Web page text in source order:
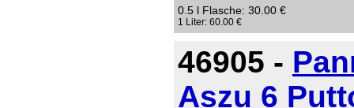
0.5 l Flasche: 30.00 €
1 Liter: 60.00 €
46905 -
Aszu 6